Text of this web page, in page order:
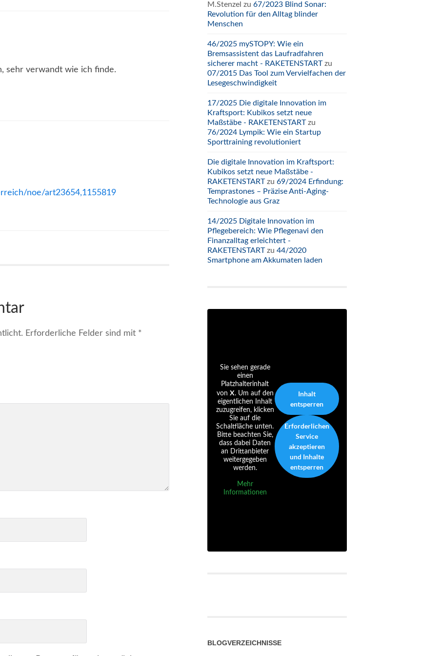
sehr verwandt wie ich finde.
noe/art23654,1155819
Erforderliche Felder sind mit *
M.Stenzel zu 67/2023 Blind Sonar:
Revolution für den Alltag blinder
Menschen
46/2025 mySTOPY: Wie ein
Bremsassistent das Laufradfahren
sicherer macht - RAKETENSTARTzu
07/2015 Das Tool zum Vervielfachen der
Lesegeschwindigkeit
17/2025 Die digitale Innovation im
Kraftsport: Kubikos setzt neue
Maßstäbe - RAKETENSTARTzu
76/2024 Lympik: Wie ein Startup
Sporttraining revolutioniert
Die digitale Innovation im Kraftsport:
Kubikos setzt neue Maßstäbe -
RAKETENSTARTzu 69/2024 Erfindung:
Temprastones – Präzise Anti-Aging-
Technologie aus Graz
14/2025 Digitale Innovation im
Pflegebereich: Wie Pflegenavi den
Finanzalltag erleichtert -
RAKETENSTARTzu 44/2020
Smartphone am Akkumaten laden
Sie sehen gerade
einen
Platzhalterinhalt
von X. Um auf den
eigentlichen Inhalt
zuzugreifen, klicken
Sie auf die
Schaltfläche unten.
Bitte beachten Sie,
dass dabei Daten
an Drittanbieter
weitergegeben
werden.
Mehr
Informationen
Inhalt
entsperren
Erforderlichen
Service
akzeptieren
und Inhalte
entsperren
BLOGVERZEICHNISSE